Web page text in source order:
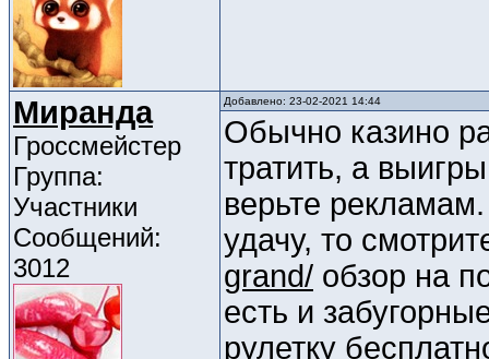
Миранда
Гроссмейстер
Группа:
Участники
Сообщений:
3012
Добавлено: 23-02-2021 14:44
Обычно казино
тратить, а
верьте
удачу, то
grand/ обзор на
есть и
рулетку